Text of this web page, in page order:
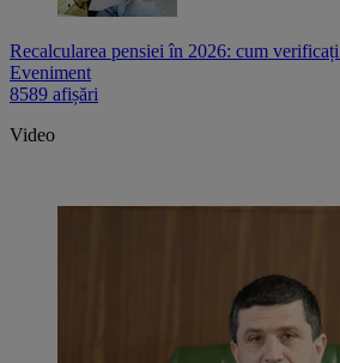
Recalcularea pensiei în 2026: cum
Eveniment
8589 afișări
Video